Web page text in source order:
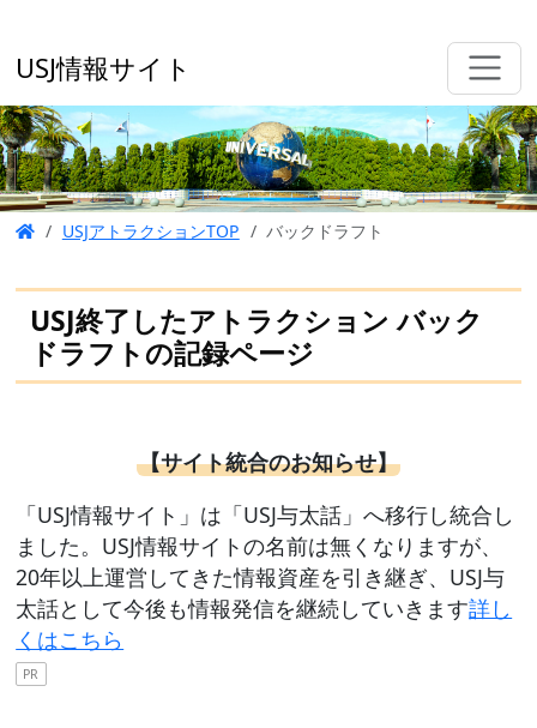
USJ情報サイト
USJアトラクションTOP バックドラフト
USJ終了したアトラクション バック
ドラフトの記録ページ
【サイト統合のお知らせ】
「USJ情報サイト」は「USJ与太話」へ移行し統合し
ました。USJ情報サイトの名前は無くなりますが、
20年以上運営してきた情報資産を引き継ぎ、USJ与
太話として今後も情報発信を継続していきます詳し
くはこちら
PR